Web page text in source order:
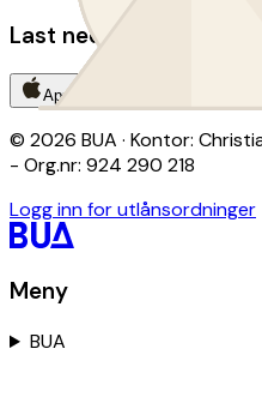
Last ned BUA-appen
App Store
© 2026 BUA · Kontor:
- Org.nr: 924 290 218
Logg inn for utlånsordninger
Meny
BUA